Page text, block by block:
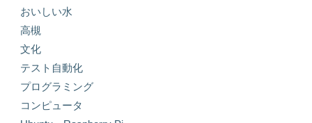
おいしい水
高槻
文化
テスト自動化
プログラミング
コンピュータ